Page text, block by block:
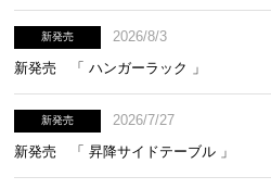
約60㎝ 約60㎝
小テーブル
横幅
約54㎝ 約54㎝
新発売
2026/8/3
新発売 「 ハンガーラック 」
新発売
2026/7/27
新発売 「 昇降サイドテーブル 」